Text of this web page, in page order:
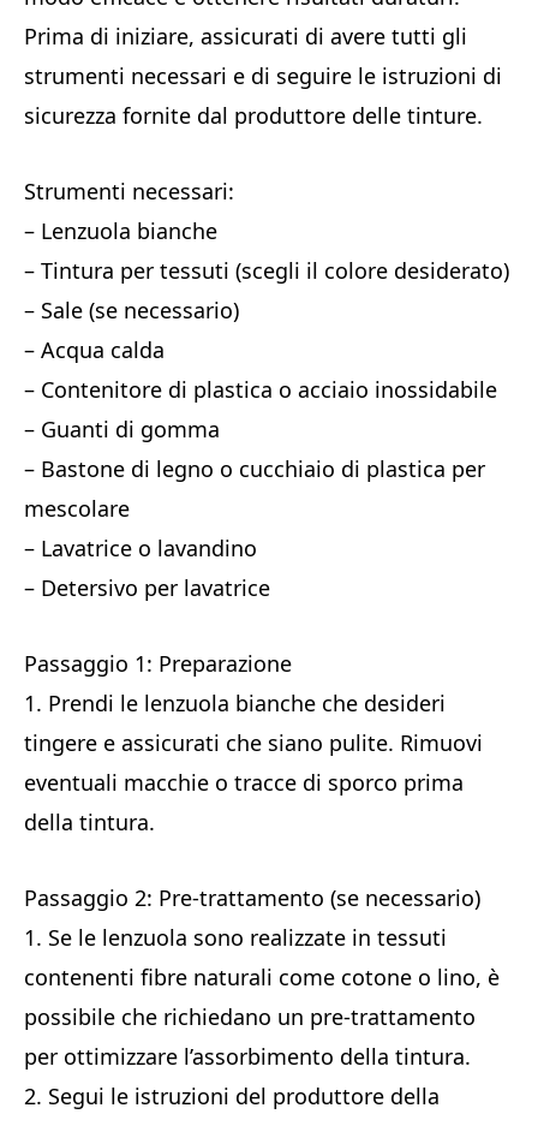
Prima di iniziare, assicurati di avere tutti gli
strumenti necessari e di seguire le istruzioni di
sicurezza fornite dal produttore delle tinture.
Strumenti necessari:
– Lenzuola bianche
– Tintura per tessuti (scegli il colore desiderato)
– Sale (se necessario)
– Acqua calda
– Contenitore di plastica o acciaio inossidabile
– Guanti di gomma
– Bastone di legno o cucchiaio di plastica per
mescolare
– Lavatrice o lavandino
– Detersivo per lavatrice
Passaggio 1: Preparazione
1. Prendi le lenzuola bianche che desideri
tingere e assicurati che siano pulite. Rimuovi
eventuali macchie o tracce di sporco prima
della tintura.
Passaggio 2: Pre-trattamento (se necessario)
1. Se le lenzuola sono realizzate in tessuti
contenenti fibre naturali come cotone o lino, è
possibile che richiedano un pre-trattamento
per ottimizzare l’assorbimento della tintura.
2. Segui le istruzioni del produttore della